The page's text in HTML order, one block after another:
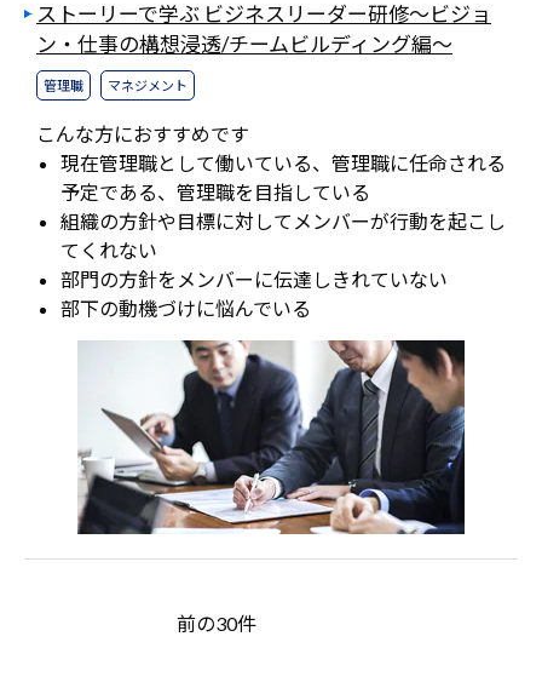
ストーリーで学ぶ ビジネスリーダー研修～ビジョ
ン・仕事の構想浸透/チームビルディング編～
管理職 マネジメント
こんな方におすすめです
現在管理職として働いている、管理職に任命される
予定である、管理職を目指している
組織の方針や目標に対してメンバーが行動を起こし
てくれない
部門の方針をメンバーに伝達しきれていない
部下の動機づけに悩んでいる
前の30件